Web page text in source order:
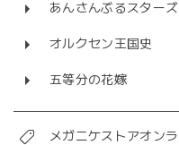
あんさんぶるスターズ
オルクセン王国史
五等分の花嫁
メガニケストアオン